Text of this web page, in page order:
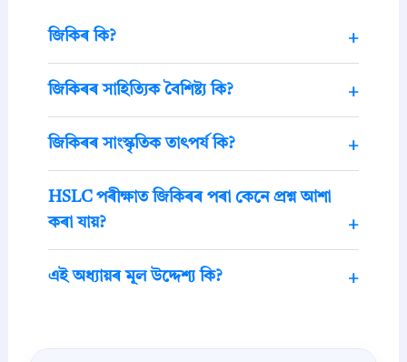
জিকিৰ কি?
জিকিৰৰ সাহিত্যিক বৈশিষ্ট্য কি?
জিকিৰৰ সাংস্কৃতিক তাৎপৰ্য কি?
HSLC পৰীক্ষাত জিকিৰৰ পৰা কেনে প্ৰশ্ন আশা
কৰা যায়?
এই অধ্যায়ৰ মূল উদ্দেশ্য কি?